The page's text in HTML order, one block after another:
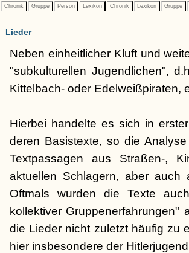
Chronik Gruppe Person Lexikon Chronik Lexikon Gruppe
Lieder
Neben einheitlicher Kluft und
"subkulturellen Jugendlichen",
Kittelbach- oder Edelweißpiraten,
Hierbei handelte es sich in
deren Basistexte, so die
Textpassagen aus Straßen-,
aktuellen Schlagern, aber auch
Oftmals wurden die Texte
kollektiver Gruppenerfahrungen"
die Lieder nicht zuletzt häufig zu
hier insbesondere der